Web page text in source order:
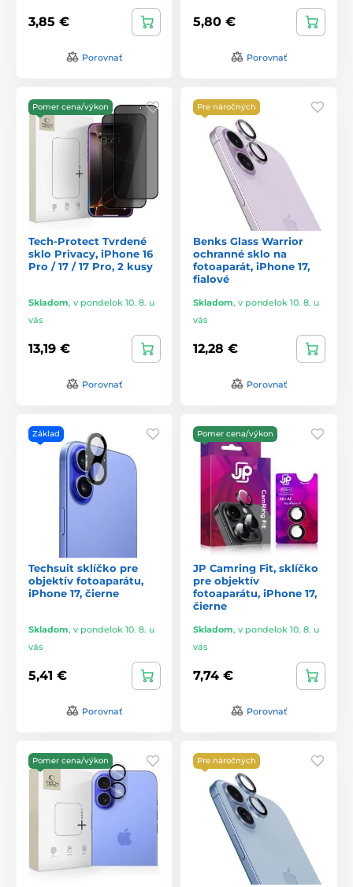
3,85 €
Porovnať
5,80 €
Porovnať
Pomer cena/výkon
Tech-Protect Tvrdené
sklo Privacy, iPhone 16
Pro / 17 / 17 Pro, 2 kusy
Skladom, v pondelok 10. 8. u
vás
13,19 €
Porovnať
Pre náročných
Benks Glass Warrior
ochranné sklo na
fotoaparát, iPhone 17,
fialové
Skladom, v pondelok 10. 8. u
vás
12,28 €
Porovnať
Základ
Techsuit sklíčko pre
objektív fotoaparátu,
iPhone 17, čierne
Skladom, v pondelok 10. 8. u
vás
5,41 €
Porovnať
Pomer cena/výkon
JP Camring Fit, sklíčko
pre objektív
fotoaparátu, iPhone 17,
čierne
Skladom, v pondelok 10. 8. u
vás
7,74 €
Porovnať
Pomer cena/výkon Pre náročných